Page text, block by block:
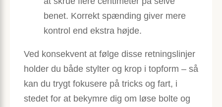
benet. Korrekt spænding giver mere
kontrol end ekstra højde.
Ved konsekvent at følge disse retningslinjer
holder du både stylter og krop i topform – så
kan du trygt fokusere på tricks og fart, i
stedet for at bekymre dig om løse bolte og